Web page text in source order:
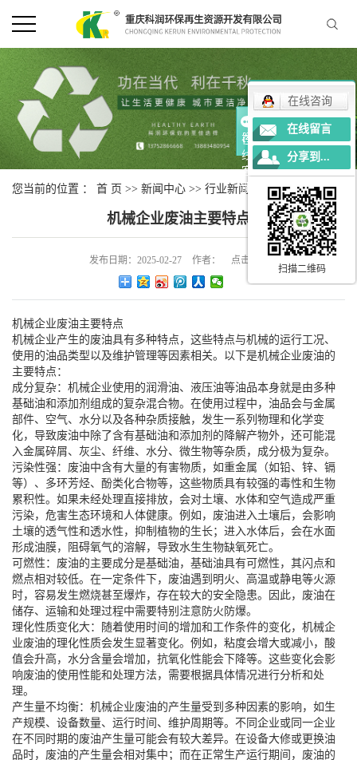
您当前的位置 ： 首 页 >> 新闻中心 >> 行业新闻
机械企业废油主要特点
发布日期： 2025-02-27 作者： 点击：
机械企业废油主要特点
机械企业产生的废油具有多种特点，这些特点与机械的运行工况、
使用的油品类型以及维护管理等因素相关。以下是机械企业废油的
主要特点：
成分复杂：机械企业使用的润滑油、液压油等油品本身就是由多种
基础油和添加剂组成的复杂混合物。在使用过程中，油品会与金属
部件、空气、水分以及各种杂质接触，发生一系列物理和化学变
化，导致废油中除了含有基础油和添加剂的降解产物外，还可能混
入金属碎屑、灰尘、纤维、水分、微生物等杂质，成分极为复杂。
污染性强：废油中含有大量的有害物质，如重金属（如铅、锌、镉
等）、多环芳烃、酚类化合物等，这些物质具有较强的毒性和生物
累积性。如果未经处理直接排放，会对土壤、水体和空气造成严重
污染，危害生态环境和人体健康。例如，废油进入土壤后，会影响
土壤的透气性和透水性，抑制植物的生长；进入水体后，会在水面
形成油膜，阻碍氧气的溶解，导致水生生物缺氧死亡。
可燃性：废油的主要成分是基础油，基础油具有可燃性，其闪点和
燃点相对较低。在一定条件下，废油遇到明火、高温或静电等火源
时，容易发生燃烧甚至爆炸，存在较大的安全隐患。因此，废油在
储存、运输和处理过程中需要特别注意防火防爆。
理化性质变化大：随着使用时间的增加和工作条件的变化，机械企
业废油的理化性质会发生显著变化。例如，粘度会增大或减小，酸
值会升高，水分含量会增加，抗氧化性能会下降等。这些变化会影
响废油的使用性能和处理方法，需要根据具体情况进行分析和处
理。
产生量不均衡：机械企业废油的产生量受到多种因素的影响，如生
产规模、设备数量、运行时间、维护周期等。不同企业或同一企业
在不同时期的废油产生量可能会有较大差异。在设备大修或更换油
品时，废油的产生量会相对集中；而在正常生产运行期间，废油的
在
线
客
服
在线咨询
在线留言
分享到...
扫描二维码